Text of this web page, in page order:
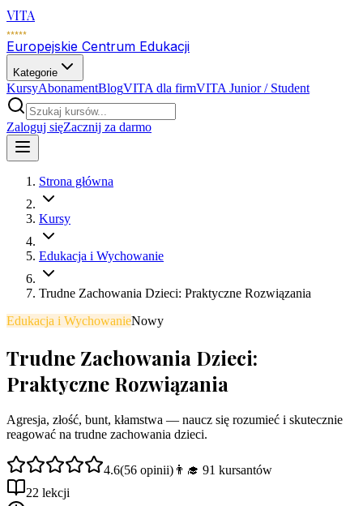
VITA
Europejskie Centrum Edukacji
Kategorie
KursyAbonamentBlogVITA dla firmVITA Junior / Student
Zaloguj sięZacznij za darmo
Strona główna
Kursy
Edukacja i Wychowanie
Trudne Zachowania Dzieci: Praktyczne Rozwiązania
Edukacja i WychowanieNowy
Trudne Zachowania Dzieci:
Praktyczne Rozwiązania
Agresja, złość, bunt, kłamstwa — naucz się rozumieć i skutecznie
reagować na trudne zachowania dzieci.
4.6(56 opinii) 👨‍🎓 91 kursantów
22 lekcji